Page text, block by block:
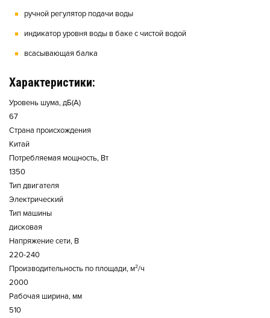
ручной регулятор подачи воды
индикатор уровня воды в баке с чистой водой
всасывающая балка
Характеристики:
Уровень шума, дБ(А)
67
Страна происхождения
Китай
Потребляемая мощность, Вт
1350
Тип двигателя
Электрический
Тип машины
дисковая
Напряжение сети, В
220-240
Производительность по площади, м²/ч
2000
Рабочая ширина, мм
510